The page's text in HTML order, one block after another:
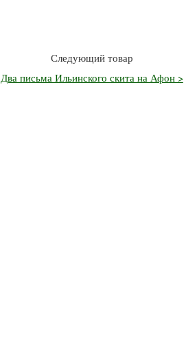
Следующий товар
Два письма Ильинского скита на Афон >